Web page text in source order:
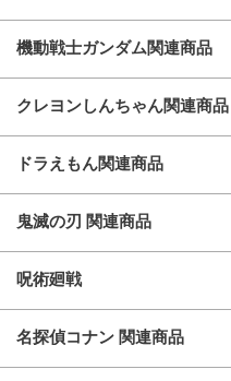
機動戦士ガンダム関連商品
クレヨンしんちゃん関連商品
ドラえもん関連商品
鬼滅の刃 関連商品
呪術廻戦
名探偵コナン 関連商品